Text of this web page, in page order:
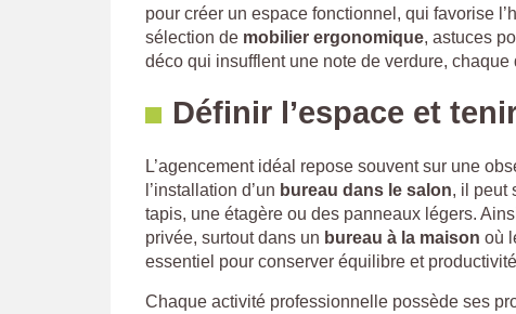
pour créer un espace fonctionnel, qui favorise
sélection de mobilier ergonomique, astuces
déco qui insufflent une note de verdure,
Définir l’espace et
L’agencement idéal repose souvent sur une
l’installation d’un bureau dans le salon, il peut
tapis, une étagère ou des panneaux légers.
privée, surtout dans un bureau à la maison où
essentiel pour conserver équilibre et
Chaque activité professionnelle possède ses